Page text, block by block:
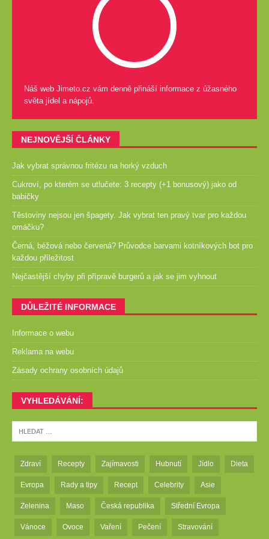
Náš web Jimeto.cz vám denně přináší informace z úžasného
světa jídel a nápojů.
NEJNOVĚJŠÍ ČLÁNKY
Jak vybrat správnou fritézu na horký vzduch
Cukroví, po kterém se utlučete: 3 recepty (+1 bonusový) jako od
babičky
Těstoviny nejsou jen špagety. Jak vybrat ten pravý tvar pro každou
omáčku?
Černá, béžová nebo červená? Průvodce barvami kotníkových bot pro
každou příležitost
Nejčastější chyby při přípravě burgerů a jak se jim vyhnout
DŮLEŽITÉ INFORMACE
Informace o webu
Reklama na webu
Zásady ochrany osobních údajů
VYHLEDÁVÁNÍ:
Zdraví Recepty Zajímavosti Hubnutí Jídlo Dieta
Evropa Rady a tipy Recept Celebrity Asie
Zelenina Maso Česká republika Střední Evropa
Vánoce Ovoce Vaření Pečení Stravování